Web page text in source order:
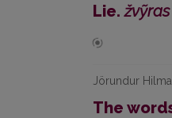
Lie.žvỹras
Jörundur
The